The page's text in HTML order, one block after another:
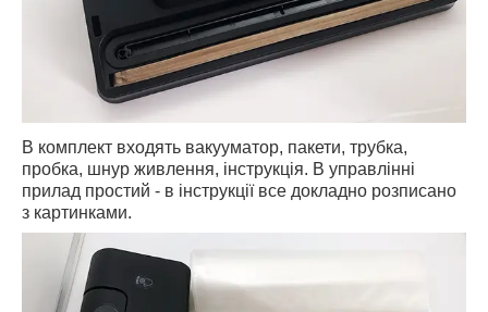
В комплект входять вакууматор, пакети, трубка,
пробка, шнур живлення, інструкція. В управлінні
прилад простий - в інструкції все докладно розписано
з картинками.